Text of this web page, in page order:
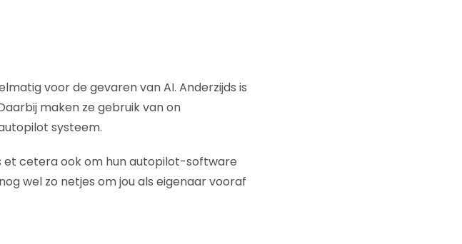
voor de gevaren van AI. Anderzijds is
maken ze gebruik van on
systeem.
et cetera ook om hun autopilot-software
wel zo netjes om jou als eigenaar vooraf